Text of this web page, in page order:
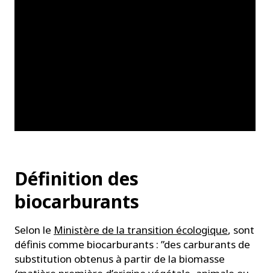
Définition des
biocarburants
Selon le Ministère de la transition écologique, sont
définis comme biocarburants : ”des carburants de
substitution obtenus à partir de la biomasse